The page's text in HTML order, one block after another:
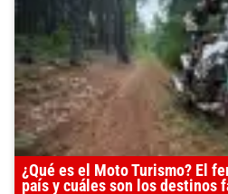
¿Qué es el Moto Turismo? El
país y cuáles son los destinos